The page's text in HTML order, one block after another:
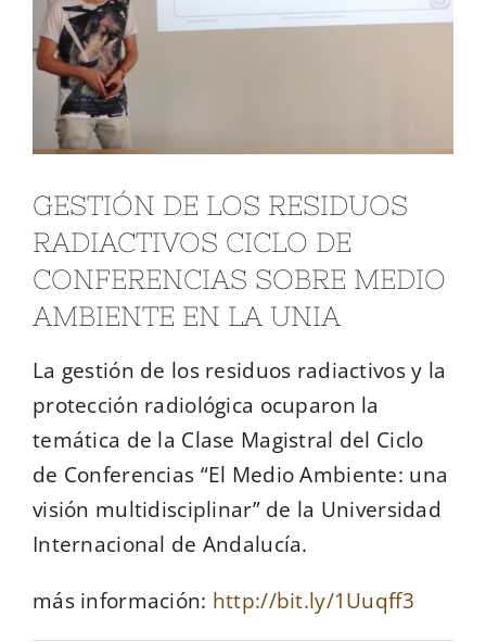
GESTIÓN DE LOS RESIDUOS
RADIACTIVOS CICLO DE
CONFERENCIAS SOBRE MEDIO
AMBIENTE EN LA UNIA
La gestión de los residuos radiactivos y la
protección radiológica ocuparon la
temática de la Clase Magistral del Ciclo
de Conferencias “El Medio Ambiente: una
visión multidisciplinar” de la Universidad
Internacional de Andalucía.
más información: http://bit.ly/1Uuqff3